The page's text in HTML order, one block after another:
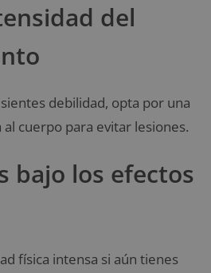
del
debilidad, opta por una
al cuerpo para evitar lesiones.
bajo los efectos
física intensa si aún tienes